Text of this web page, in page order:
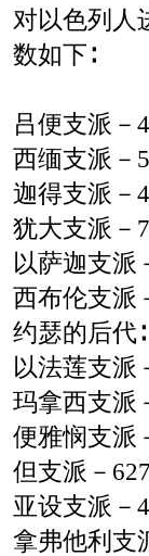
对以色列人
数如下∶
吕便支派－
西缅支派－
迦得支派－
犹大支派－
以萨迦支派
西布伦支派
约瑟的后代∶
以法莲支派
玛拿西支派
便雅悯支派
但支派－
亚设支派－
拿弗他利支